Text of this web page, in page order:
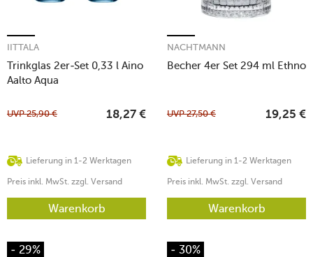
Trinkglas 2er-Set 0,33 l Aino
Aalto Aqua
IITTALA
Lieferung in 1-2 Werktagen
UVP25,90 € 18,27 €
Preis inkl. MwSt. zzgl. Versand
Warenkorb
Becher 4er Set 294 ml Ethno
NACHTMANN
Lieferung in 1-2 Werktagen
UVP27,50 € 19,25 €
Preis inkl. MwSt. zzgl. Versand
Warenkorb
- 29% - 30%